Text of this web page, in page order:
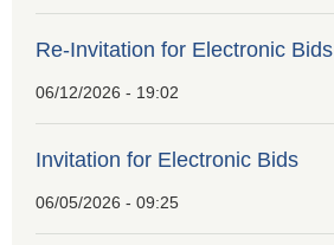
Re-Invitation for Electronic Bids
06/12/2026 - 19:02
Invitation for Electronic Bids
06/05/2026 - 09:25